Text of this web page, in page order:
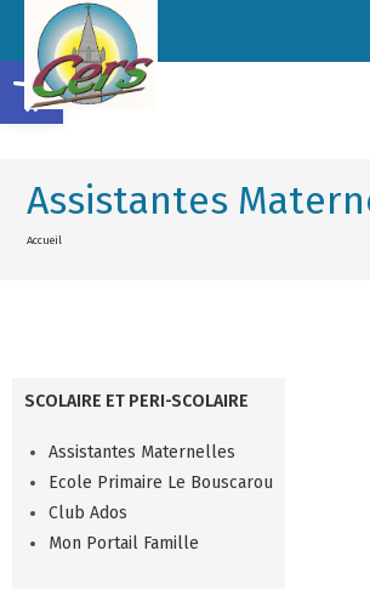
Assistantes
Accueil
SCOLAIRE ET PERI-SCOLAIRE
Assistantes Maternelles
Ecole Primaire Le Bouscarou
Club Ados
Mon Portail Famille
Ouvrir la barre